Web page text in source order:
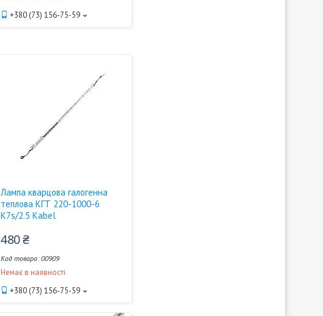
+380 (73) 156-75-59
Лампа кварцова галогенна
теплова КГТ 220-1000-6
К7s/2.5 Kabel
480 ₴
00909
Немає в наявності
+380 (73) 156-75-59